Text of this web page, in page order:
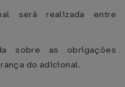
será realizada entre
sobre as obrigações
do adicional.